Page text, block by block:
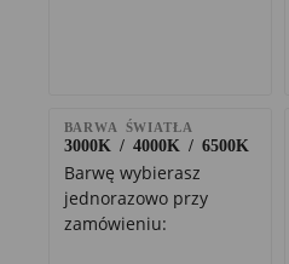
BARWA ŚWIATŁA
3000K / 4000K / 6500K
Barwę wybierasz
jednorazowo przy
zamówieniu: